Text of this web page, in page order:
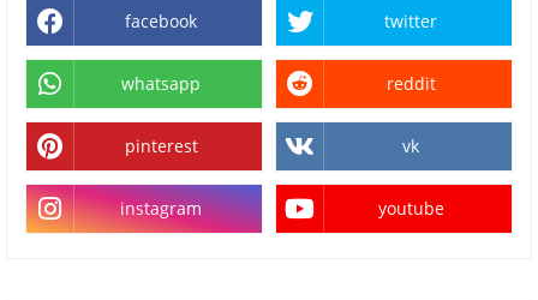
facebook twitter
whatsapp reddit
pinterest vk
instagram youtube